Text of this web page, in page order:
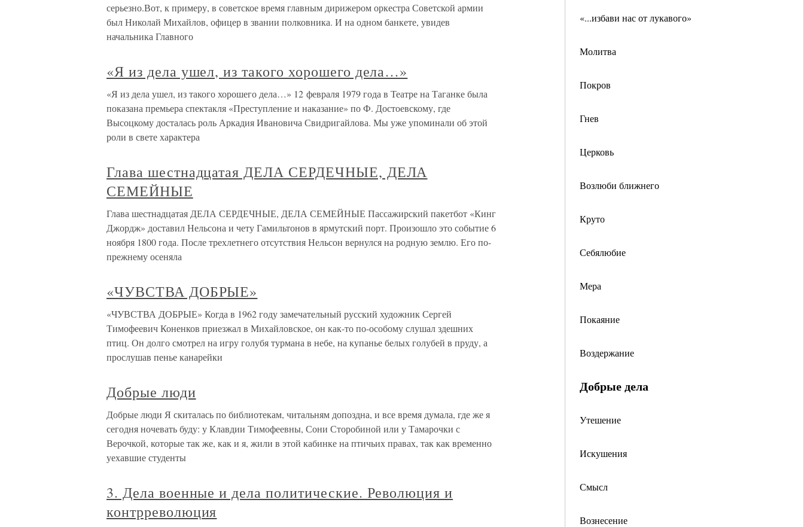
«...избави нас от лукавого»
Молитва
Покров
Гнев
Церковь
Возлюби ближнего
Круто
Себялюбие
Мера
Покаяние
Воздержание
Добрые дела
Утешение
Искушения
Смысл
Вознесение
серьезно.Вот, к примеру, в советское время главным дирижером оркестра Советской армии
был Николай Михайлов, офицер в звании полковника. И на одном банкете, увидев
начальника Главного
«Я из дела ушел, из такого хорошего дела…»
«Я из дела ушел, из такого хорошего дела…» 12 февраля 1979 года в Театре на Таганке была
показана премьера спектакля «Преступление и наказание» по Ф. Достоевскому, где
Высоцкому досталась роль Аркадия Ивановича Свидригайлова. Мы уже упоминали об этой
роли в свете характера
Глава шестнадцатая ДЕЛА СЕРДЕЧНЫЕ, ДЕЛА
СЕМЕЙНЫЕ
Глава шестнадцатая ДЕЛА СЕРДЕЧНЫЕ, ДЕЛА СЕМЕЙНЫЕ Пассажирский пакетбот «Кинг
Джордж» доставил Нельсона и чету Гамильтонов в ярмутский порт. Произошло это событие 6
ноября 1800 года. После трехлетнего отсутствия Нельсон вернулся на родную землю. Его по-
прежнему осеняла
«ЧУВСТВА ДОБРЫЕ»
«ЧУВСТВА ДОБРЫЕ» Когда в 1962 году замечательный русский художник Сергей
Тимофеевич Коненков приезжал в Михайловское, он как-то по-особому слушал здешних
птиц. Он долго смотрел на игру голубя турмана в небе, на купанье белых голубей в пруду, а
прослушав пенье канарейки
Добрые люди
Добрые люди Я скиталась по библиотекам, читальням допоздна, и все время думала, где же я
сегодня ночевать буду: у Клавдии Тимофеевны, Сони Сторобиной или у Тамарочки с
Верочкой, которые так же, как и я, жили в этой кабинке на птичьих правах, так как временно
уехавшие студенты
3. Дела военные и дела политические. Революция и
контрреволюция